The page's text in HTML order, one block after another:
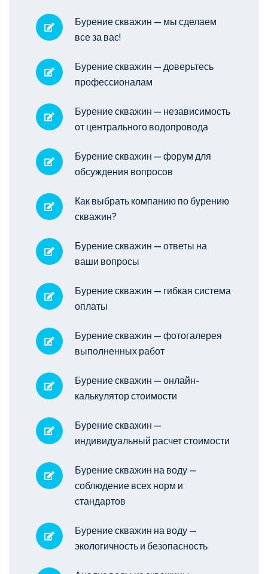
Бурение скважин — мы сделаем
все за вас!
Бурение скважин — доверьтесь
профессионалам
Бурение скважин — независимость
от центрального водопровода
Бурение скважин — форум для
обсуждения вопросов
Как выбрать компанию по бурению
скважин?
Бурение скважин — ответы на
ваши вопросы
Бурение скважин — гибкая система
оплаты
Бурение скважин — фотогалерея
выполненных работ
Бурение скважин — онлайн-
калькулятор стоимости
Бурение скважин —
индивидуальный расчет стоимости
Бурение скважин на воду —
соблюдение всех норм и
стандартов
Бурение скважин на воду —
экологичность и безопасность